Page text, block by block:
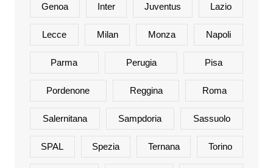
Genoa Inter Juventus Lazio
Lecce Milan Monza Napoli
Parma Perugia Pisa
Pordenone Reggina Roma
Salernitana Sampdoria Sassuolo
SPAL Spezia Ternana Torino